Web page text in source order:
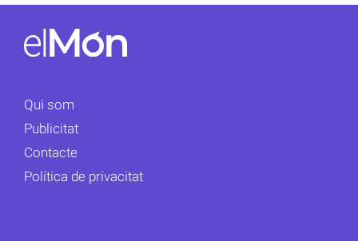
Qui som
Publicitat
Contacte
Política de privacitat